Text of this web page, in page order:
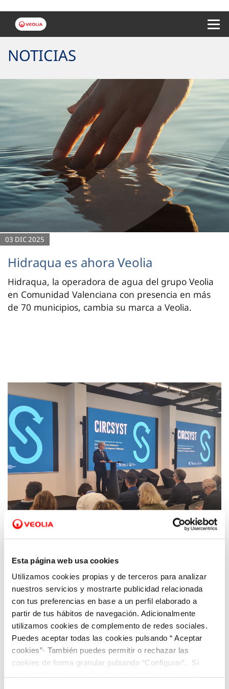
Esta página web usa cookies
Utilizamos cookies propias y de terceros para analizar
nuestros servicios y mostrarte publicidad relacionada
con tus preferencias en base a un perfil elaborado a
partir de tus hábitos de navegación. Adicionalmente
utilizamos cookies de complemento de redes sociales.
Puedes aceptar todas las cookies pulsando “ Aceptar
cookies”· También puedes permitir o rechazar las
cookies de forma granular pulsando “Configurar”. Si
NOTICIAS
03 DIC 2025
Hidraqua es ahora Veolia
Hidraqua, la operadora de agua del grupo Veolia
en Comunidad Valenciana con presencia en más
de 70 municipios, cambia su marca a Veolia.
El Proyecto europeo HORIZON CircSyst inicia
la búsqueda de soluciones circulares en el
ámbito del agua regenerada